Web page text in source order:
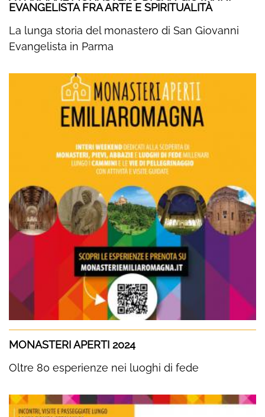
EVANGELISTA FRA ARTE E SPIRITUALITÀ
La lunga storia del monastero di San Giovanni
Evangelista in Parma
MONASTERI APERTI 2024
Oltre 80 esperienze nei luoghi di fede